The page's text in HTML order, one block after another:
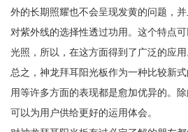
外的长期照耀也不会呈现发黄的问题，
对紫外线的选择性透过功用。这个特点
光照，所以，在这方面得到了广泛的应用
总之，神龙拜耳阳光板作为一种比较新
用等许多方面的表现都是愈加优异的。
可以为用户供给更好的运用体会。